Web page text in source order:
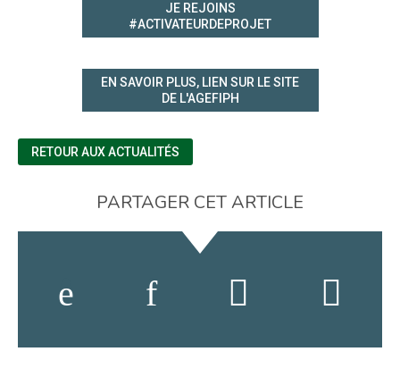
JE REJOINS
#ACTIVATEURDEPROJET
EN SAVOIR PLUS, LIEN SUR LE SITE
DE L'AGEFIPH
RETOUR AUX ACTUALITÉS
PARTAGER CET ARTICLE